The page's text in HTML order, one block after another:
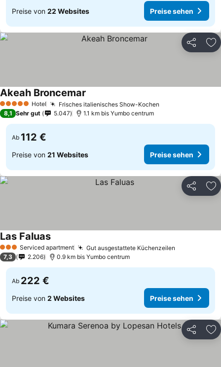
Preise von 22 Websites Preise sehen
Teilen
5 Sterne Hotel Frisches italienisches Show-Kochen
Akeah Broncemar
8,1 Sehr gut 5.047 1.1 km bis Yumbo centrum
Ab 112 €
Preise von 21 Websites Preise sehen
Teilen
3 SterneServiced apartment Gut ausgestattete Küchenzeilen
Las FaluasPreise sehen
7,3 2.206 0.9 km bis Yumbo centrum
Ab 222 €
Preise von 2 Websites Preise sehen
Teilen